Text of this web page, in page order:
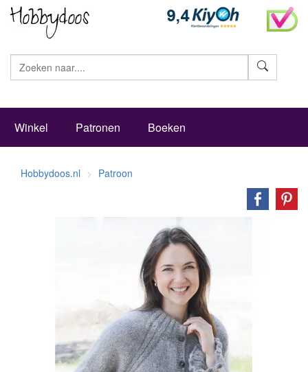
Winkel Patronen Boeken
Hobbydoos.nl Patroon